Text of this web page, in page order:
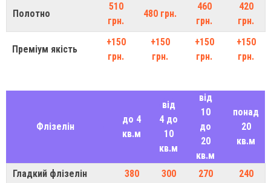
Полотно
510
грн.
480 грн.
460
грн.
420
грн.
Преміум якість
+150
грн.
+150
грн.
+150
грн.
+150
грн.
Флізелін
до 4
кв.м
від
4 до
10
кв.м
від
10
до
20
кв.м
понад
20
кв.м
Гладкий флізелін
380
300
270
240